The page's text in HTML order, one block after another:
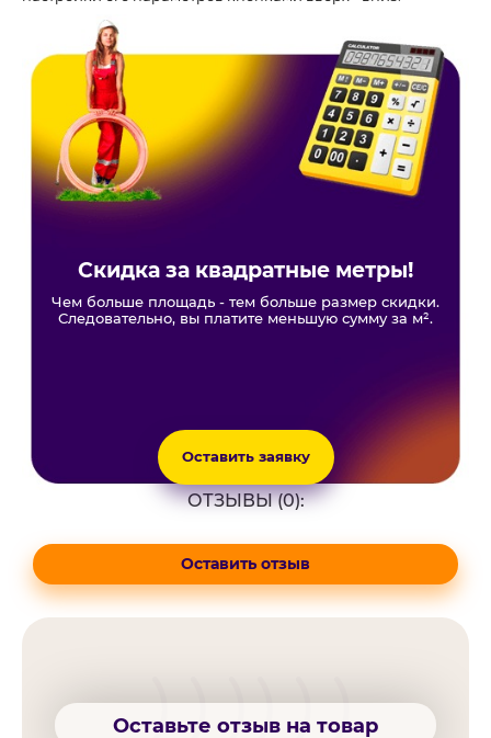
Скидка за квадратные метры!
Чем больше площадь - тем больше размер скидки.
Следовательно, вы платите меньшую сумму за м².
Оставить заявку
ОТЗЫВЫ (0):
Оставить отзыв
Оставьте отзыв на товар